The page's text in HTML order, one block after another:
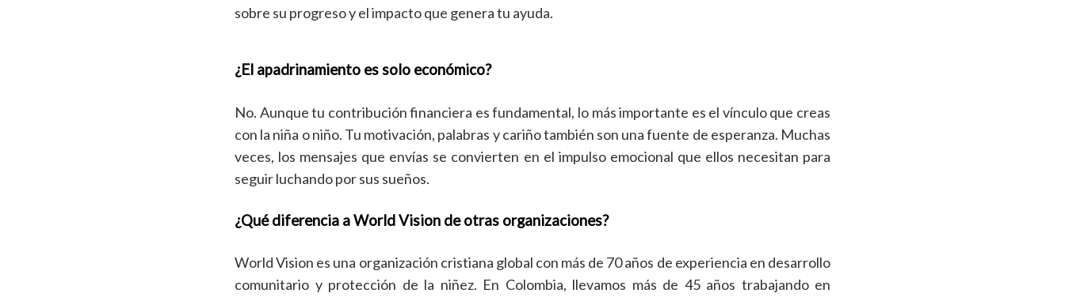
sobre su progreso y el impacto que genera tu ayuda.
¿El apadrinamiento es solo económico?
No. Aunque tu contribución financiera es fundamental, lo más importante es el vínculo que creas
con la niña o niño. Tu motivación, palabras y cariño también son una fuente de esperanza. Muchas
veces, los mensajes que envías se convierten en el impulso emocional que ellos necesitan para
seguir luchando por sus sueños.
¿Qué diferencia a World Vision de otras organizaciones?
World Vision es una organización cristiana global con más de 70 años de experiencia en desarrollo
comunitario y protección de la niñez. En Colombia, llevamos más de 45 años trabajando en